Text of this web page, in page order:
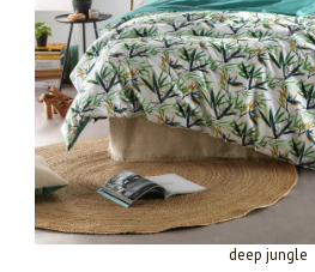
deep jungle